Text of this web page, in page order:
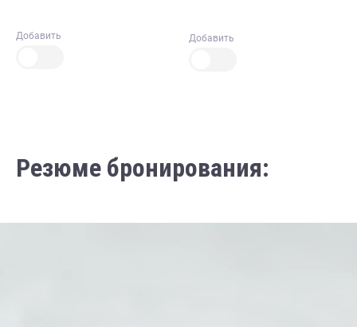
Добавить Добавить
Резюме бронирования: